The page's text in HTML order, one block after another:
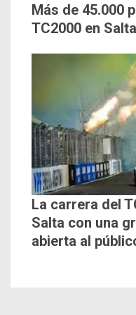
Más de 45.000
TC2000 en Salta
La carrera del
Salta con una
abierta al